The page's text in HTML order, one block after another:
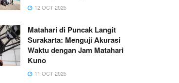
12 OCT 2025
Matahari di Puncak Langit
Surakarta: Menguji Akurasi
Waktu dengan Jam Matahari
Kuno
11 OCT 2025